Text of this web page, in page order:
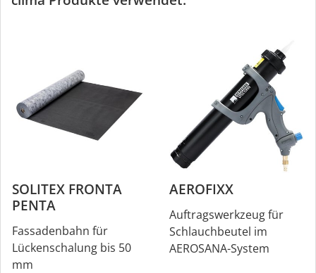
SOLITEX FRONTA
PENTA
Fassadenbahn für
Lückenschalung bis 50
mm
AEROFIXX
Auftragswerkzeug für
Schlauchbeutel im
AEROSANA-System